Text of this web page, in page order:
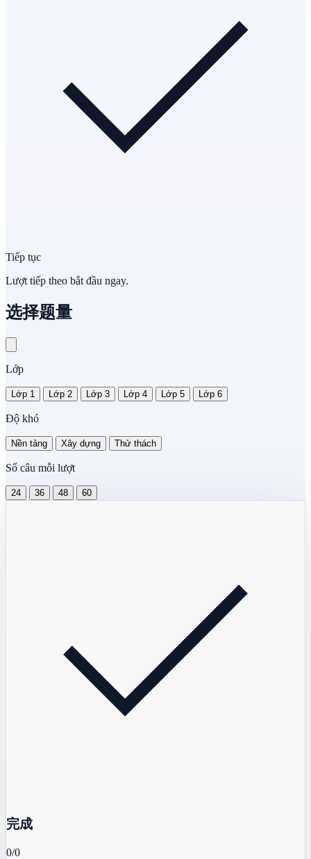
Tiếp tục
Lượt tiếp theo bắt đầu ngay.
选择题量
Lớp
Lớp 1 Lớp 2 Lớp 3 Lớp 4 Lớp 5 Lớp 6
Độ khó
Nền tảng Xây dựng Thử thách
Số câu mỗi lượt
24 36 48 60
完成
0/0